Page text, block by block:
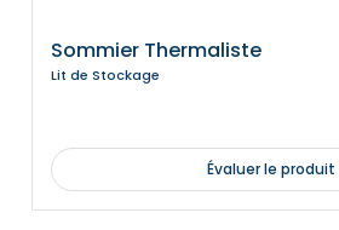
Sommier Thermaliste
Lit de Stockage
Évaluer le produit